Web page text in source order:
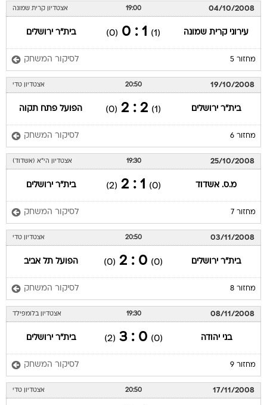
04/10/2008
19:00 אצטדיון קרית שמונה
עירוני קרית שמונה (1)
1 : 0
(0) בית"ר ירושלים
מחזור 5 לסיקור המשחק
19/10/2008
20:50 אצטדיון טדי
בית"ר ירושלים (1)
2 : 2
(0) הפועל פתח תקוה
מחזור 6 לסיקור המשחק
25/10/2008
19:30 אצטדיון הי"א (אשדוד)
מ.ס. אשדוד (0)
1 : 2
(2) בית"ר ירושלים
מחזור 7 לסיקור המשחק
03/11/2008
20:50 אצטדיון טדי
בית"ר ירושלים (0)
0 : 2
(0) הפועל תל אביב
מחזור 8 לסיקור המשחק
08/11/2008
19:30 אצטדיון בלומפילד
בני יהודה (0)
0 : 3
(2) בית"ר ירושלים
מחזור 9 לסיקור המשחק
17/11/2008
20:50 אצטדיון טדי